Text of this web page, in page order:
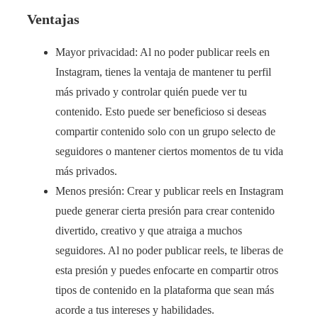
Ventajas
Mayor privacidad: Al no poder publicar reels en
Instagram, tienes la ventaja de mantener tu perfil
más privado y controlar quién puede ver tu
contenido. Esto puede ser beneficioso si deseas
compartir contenido solo con un grupo selecto de
seguidores o mantener ciertos momentos de tu vida
más privados.
Menos presión: Crear y publicar reels en Instagram
puede generar cierta presión para crear contenido
divertido, creativo y que atraiga a muchos
seguidores. Al no poder publicar reels, te liberas de
esta presión y puedes enfocarte en compartir otros
tipos de contenido en la plataforma que sean más
acorde a tus intereses y habilidades.